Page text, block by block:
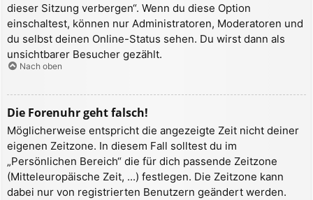
dieser Sitzung verbergen“. Wenn du diese Option
einschaltest, können nur Administratoren, Moderatoren und
du selbst deinen Online-Status sehen. Du wirst dann als
unsichtbarer Besucher gezählt.
Nach oben
Die Forenuhr geht falsch!
Möglicherweise entspricht die angezeigte Zeit nicht deiner
eigenen Zeitzone. In diesem Fall solltest du im
„Persönlichen Bereich“ die für dich passende Zeitzone
(Mitteleuropäische Zeit, ...) festlegen. Die Zeitzone kann
dabei nur von registrierten Benutzern geändert werden.